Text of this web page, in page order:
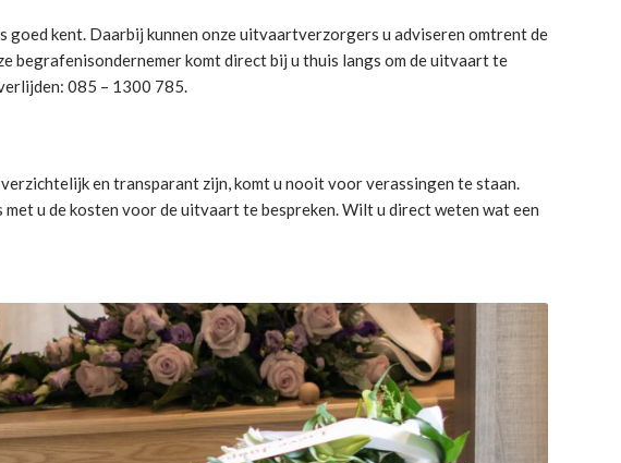
kent. Daarbij kunnen onze uitvaartverzorgers u adviseren omtrent de
begrafenisondernemer komt direct bij u thuis langs om de uitvaart te
085 – 1300 785.
en transparant zijn, komt u nooit voor verassingen te staan.
u de kosten voor de uitvaart te bespreken. Wilt u direct weten wat een